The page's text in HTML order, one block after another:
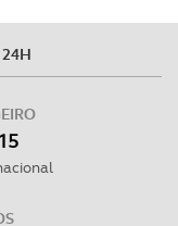
24H